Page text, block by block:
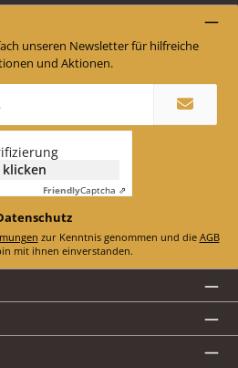
unseren Newsletter für hilfreiche
und Aktionen.
FriendlyCaptcha ⇗
zur Kenntnis genommen und die AGB
mit ihnen einverstanden.